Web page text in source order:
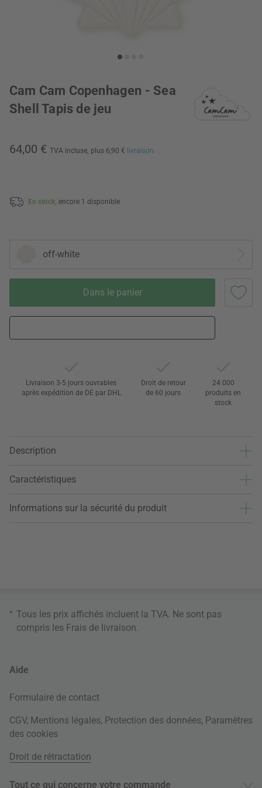
Cam Cam Copenhagen - Sea
Shell Tapis de jeu
64,00 € TVA incluse, plus 6,90 € livraison
En stock, encore 1 disponible
off-white
Dans le panier
Livraison 3-5 jours ouvrables
après expédition de DE par DHL
Droit de retour
de 60 jours
24 000
produits en
stock
Description
Caractéristiques
Informations sur la sécurité du produit
* Tous les prix affichés incluent la TVA. Ne sont pas
compris les Frais de livraison
Aide
Formulaire de contact
CGV, Mentions légales, Protection des données, Paramètres
des cookies
Droit de rétractation
Tout ce qui concerne votre commande